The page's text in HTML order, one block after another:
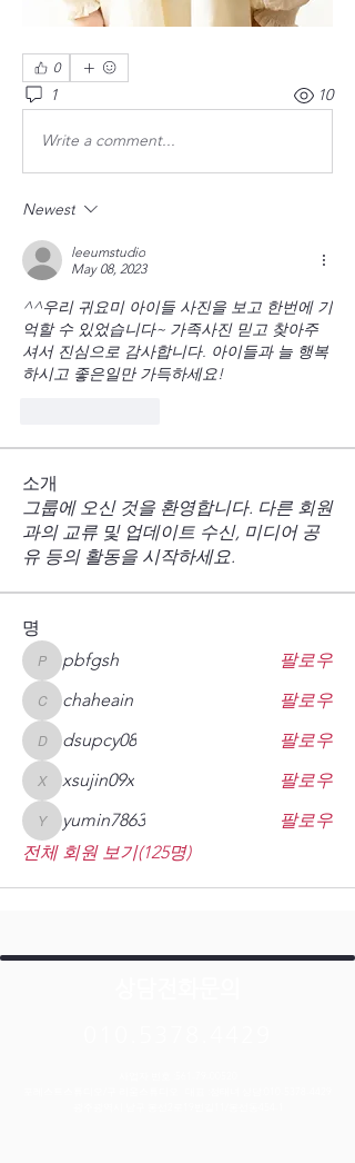
0
1 10
Write a comment...
Newest
leeumstudio
May 08, 2023
^^우리 귀요미 아이들 사진을 보고 한번에 기
억할 수 있었습니다~ 가족사진 믿고 찾아주
셔서 진심으로 감사합니다. 아이들과 늘 행복
하시고 좋은일만 가득하세요!
소개
그룹에 오신 것을 환영합니다. 다른 회원
과의 교류 및 업데이트 수신, 미디어 공
유 등의 활동을 시작하세요.
명
pbfgshpbfgsh 팔로우
chaheain
chaheain 팔로우
dsupcy08
dsupcy08 팔로우
xsujin09x
xsujin09x 팔로우
yumin7863
yumin7863
팔로우
전체 회원 보기(125명)